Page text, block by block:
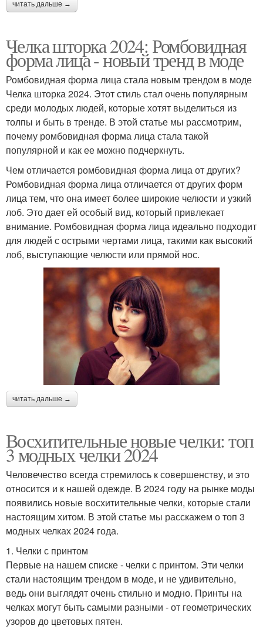
читать дальше →
Челка шторка 2024: Ромбовидная
форма лица - новый тренд в моде
Ромбовидная форма лица стала новым трендом в моде
Челка шторка 2024. Этот стиль стал очень популярным
среди молодых людей, которые хотят выделиться из
толпы и быть в тренде. В этой статье мы рассмотрим,
почему ромбовидная форма лица стала такой
популярной и как ее можно подчеркнуть.
Чем отличается ромбовидная форма лица от других?
Ромбовидная форма лица отличается от других форм
лица тем, что она имеет более широкие челюсти и узкий
лоб. Это дает ей особый вид, который привлекает
внимание. Ромбовидная форма лица идеально подходит
для людей с острыми чертами лица, такими как высокий
лоб, выступающие челюсти или прямой нос.
читать дальше →
Восхитительные новые челки: топ
3 модных челки 2024
Человечество всегда стремилось к совершенству, и это
относится и к нашей одежде. В 2024 году на рынке моды
появились новые восхитительные челки, которые стали
настоящим хитом. В этой статье мы расскажем о топ 3
модных челках 2024 года.
1. Челки с принтом
Первые на нашем списке - челки с принтом. Эти челки
стали настоящим трендом в моде, и не удивительно,
ведь они выглядят очень стильно и модно. Принты на
челках могут быть самыми разными - от геометрических
узоров до цветовых пятен.